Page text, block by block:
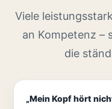
Viele
an Kompetenz –
die
„Mein Kopf hört